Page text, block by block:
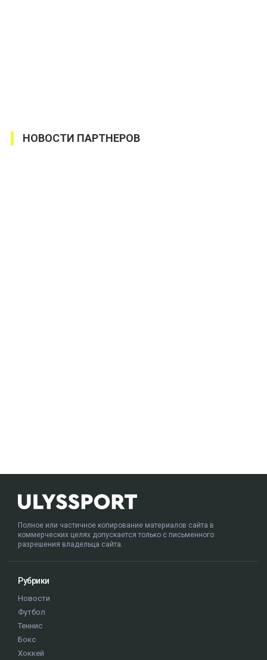
НОВОСТИ ПАРТНЕРОВ
Полное или частичное копирование материалов сайта в
коммерческих целях допускается только с письменного
разрешения владельца сайта.
Рубрики
Новости
Футбол
Теннис
Бокс
Хоккей